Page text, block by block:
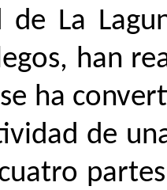
de La
han
ha
de